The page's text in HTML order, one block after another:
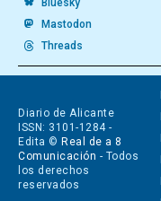
Mastodon
Threads
Diario de Alicante
ISSN: 3101-1284 -
Edita © Real de a 8
Comunicación - Todos
los derechos
reservados